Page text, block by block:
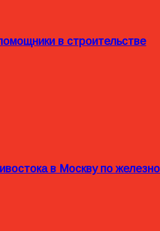
в строительстве
в Москву по